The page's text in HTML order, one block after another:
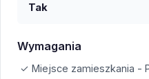
Tak
Wymagania
✓ Miejsce zamieszkania -